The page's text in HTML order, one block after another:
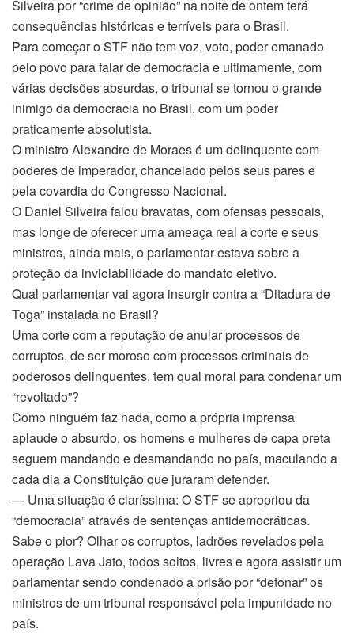
Silveira por “crime de opinião” na noite de ontem terá
consequências históricas e terríveis para o Brasil.
Para começar o STF não tem voz, voto, poder emanado
pelo povo para falar de democracia e ultimamente, com
várias decisões absurdas, o tribunal se tornou o grande
inimigo da democracia no Brasil, com um poder
praticamente absolutista.
O ministro Alexandre de Moraes é um delinquente com
poderes de imperador, chancelado pelos seus pares e
pela covardia do Congresso Nacional.
O Daniel Silveira falou bravatas, com ofensas pessoais,
mas longe de oferecer uma ameaça real a corte e seus
ministros, ainda mais, o parlamentar estava sobre a
proteção da inviolabilidade do mandato eletivo.
Qual parlamentar vai agora insurgir contra a “Ditadura de
Toga” instalada no Brasil?
Uma corte com a reputação de anular processos de
corruptos, de ser moroso com processos criminais de
poderosos delinquentes, tem qual moral para condenar um
“revoltado”?
Como ninguém faz nada, como a própria imprensa
aplaude o absurdo, os homens e mulheres de capa preta
seguem mandando e desmandando no país, maculando a
cada dia a Constituição que juraram defender.
— Uma situação é claríssima: O STF se apropriou da
“democracia” através de sentenças antidemocráticas.
Sabe o pior? Olhar os corruptos, ladrões revelados pela
operação Lava Jato, todos soltos, livres e agora assistir um
parlamentar sendo condenado a prisão por “detonar” os
ministros de um tribunal responsável pela impunidade no
país.